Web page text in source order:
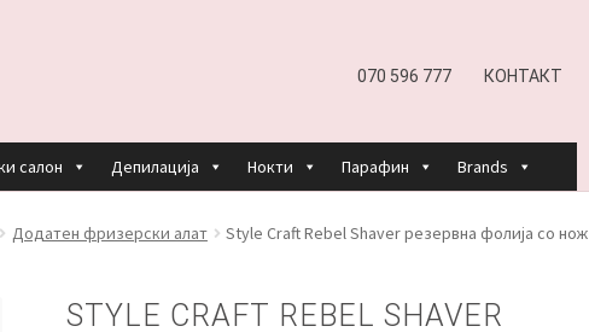
070 596 777 КОНТАКТ
салон Депилација Нокти Парафин Brands
AND RETURNS POLICY UNDP ДЕПИЛАЦИЈА
Додатен фризерски алат Style Craft Rebel Shaver резервна фолија со нож
STYLE CRAFT REBEL SHAVER